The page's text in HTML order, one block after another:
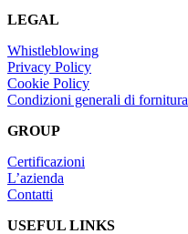
LEGAL
Whistleblowing
Privacy Policy
Cookie Policy
Condizioni generali di fornitura
GROUP
Certificazioni
L’azienda
Contatti
USEFUL LINKS